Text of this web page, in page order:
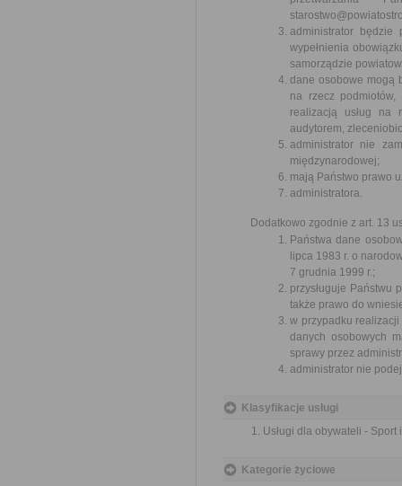
administrator będzie
wypełnienia
samorządzie
dane osobowe mogą
na rzecz
realizacją usług na
audytorem,
administrator nie
międzynarodowej;
mają Państwo prawo
administratora.
Dodatkowo zgodnie z art. 13
Państwa dane
lipca 1983 r. o
7 grudnia 1999 r.;
przysługuje Państwu
także prawo do
w przypadku
danych osobowych
sprawy przez
administrator nie
Klasyfikacje usługi
Usługi dla obywateli - Sport
Kategorie życiowe